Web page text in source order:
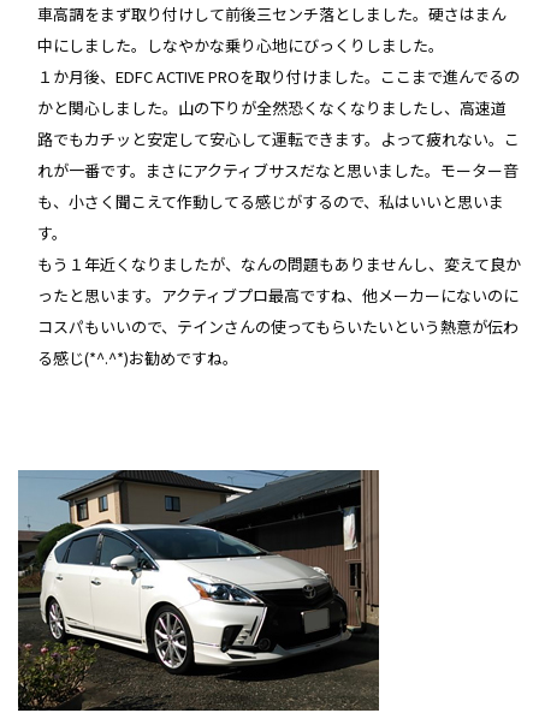
車高調をまず取り付けして前後三センチ落としました。硬さはまん
中にしました。しなやかな乗り心地にびっくりしました。
１か月後、EDFC ACTIVE PROを取り付けました。ここまで進んでるの
かと関心しました。山の下りが全然恐くなくなりましたし、高速道
路でもカチッと安定して安心して運転できます。よって疲れない。こ
れが一番です。まさにアクティブサスだなと思いました。モーター音
も、小さく聞こえて作動してる感じがするので、私はいいと思いま
す。
もう１年近くなりましたが、なんの問題もありませんし、変えて良か
ったと思います。アクティブプロ最高ですね、他メーカーにないのに
コスパもいいので、テインさんの使ってもらいたいという熱意が伝わ
る感じ(*^.^*)お勧めですね。